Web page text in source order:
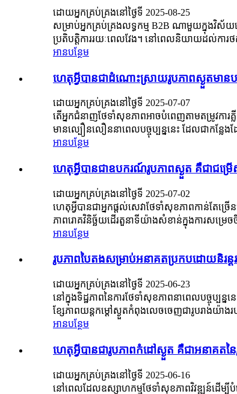
ដោយអ្នកគ្រប់គ្រងនៅថ្ងៃទី 2025-08-25
សម្រាប់អ្នកគ្រប់គ្រងលទ្ធកម្ម B2B ណាមួយក្នុងវិស័យ
ប្រតិបត្តិការរយៈពេលវែង។ នៅពេលនិយាយដល់ការថ
អានបន្ថែម
ហេតុអ្វីបានជាដំណោះស្រាយរូបភាពស្ងួតមានប
ដោយអ្នកគ្រប់គ្រងនៅថ្ងៃទី 2025-07-07
តើអ្នកជំនាញថែទាំសុខភាពអាចបំពេញតាមតម្រូវក
មានល្បឿនលឿននាពេលបច្ចុប្បន្ននេះ ដែលជាកន្លែង
អានបន្ថែម
ហេតុអ្វីបានជាឧបករណ៍រូបភាពស្ងួត គឺជាជម្រើ
ដោយអ្នកគ្រប់គ្រងនៅថ្ងៃទី 2025-07-02
ហេតុអ្វីបានជាអ្នកផ្តល់សេវាថែទាំសុខភាពកាន់តែច្
ភាពរោគវិនិច្ឆ័យដើរតួនាទីយ៉ាងសំខាន់ក្នុងការសម្រេច
អានបន្ថែម
រូបភាពបៃតងសម្រាប់អនាគតប្រកបដោយនិរន្តរ
ដោយអ្នកគ្រប់គ្រងនៅថ្ងៃទី 2025-06-23
នៅក្នុងទិដ្ឋភាពនៃការថែទាំសុខភាពនាពេលបច្ចុប្បន្ន
ខ្សែភាពយន្តកម្ដៅស្ងួតកំពុងលេចចេញជារូបរាងយ៉ាង
អានបន្ថែម
ហេតុអ្វីបានជារូបភាពកំដៅស្ងួត គឺជាអនាគតនៃរូ
ដោយអ្នកគ្រប់គ្រងនៅថ្ងៃទី 2025-06-16
នៅពេលដែលឧស្សាហកម្មថែទាំសុខភាពវិវឌ្ឍន៍ដើម្បីបំ